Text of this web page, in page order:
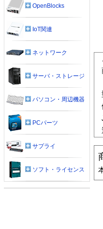
OpenBlocks
IoT関連
ネットワーク
サーバ・ストレージ
パソコン・周辺機器
PCパーツ
サプライ
ソフト・ライセンス